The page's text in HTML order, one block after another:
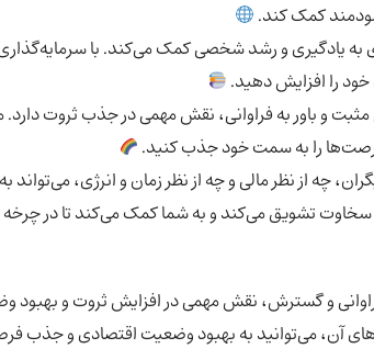
کمک کند.
یادگیری و رشد شخصی کمک می‌کند. با
خود را افزایش دهید.
و باور به فراوانی، نقش مهمی در جذب ثروت
را به سمت خود جذب کنید.
چه از نظر مالی و چه از نظر زمان و انرژی،
تشویق می‌کند و به شما کمک می‌کند تا در چرخه
و گسترش، نقش مهمی در افزایش ثروت و بهبود
آن، می‌توانید به بهبود وضعیت اقتصادی و جذب